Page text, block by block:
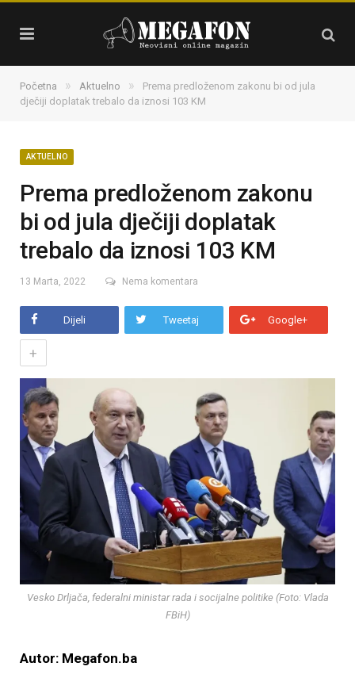
Početna » Aktuelno »
Prema predloženom zakonu bi od jula
dječiji doplatak trebalo da iznosi 103 KM
AKTUELNO
Prema predloženom zakonu
bi od jula dječiji doplatak
trebalo da iznosi 103 KM
13 Marta, 2022 Nema komentara
Dijeli Tweetaj Google+
+
Vesko Drljača, federalni ministar rada i socijalne politike (Foto: Vlada
FBiH)
Autor: Megafon.ba